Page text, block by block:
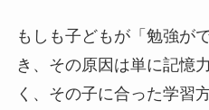
もしも子どもが「勉強が
き、その原因は単に記憶
く、その子に合った学習